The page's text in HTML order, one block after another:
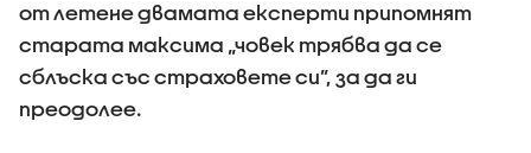
от летене двамата експерти припомнят
старата максима „човек трябва да се
сблъска със страховете си”, за да ги
преодолее.